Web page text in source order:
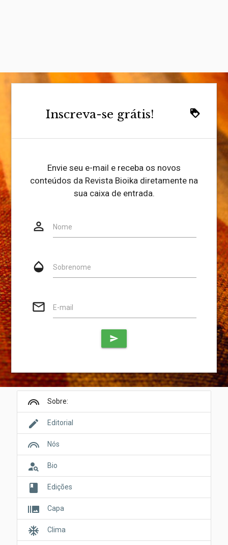
loyalty
Inscreva-se grátis!
Envie seu e-mail e receba os novos
conteúdos da Revista Bioika diretamente na
sua caixa de entrada.
person_outline Nome
opacity Sobrenome
mail_outline E-mail
Website
send
looks Sobre:
edit Editorial
looks Nós
person_search Bio
book Edições
burst_mode Capa
ac_unit Clima